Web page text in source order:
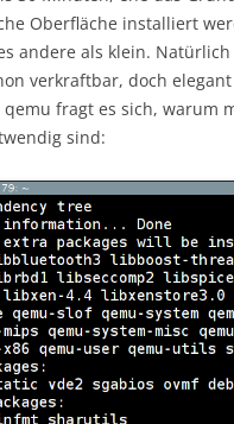
Oberfläche installiert
andere als klein.
verkraftbar, doch
fragt es sich, warum
sind: